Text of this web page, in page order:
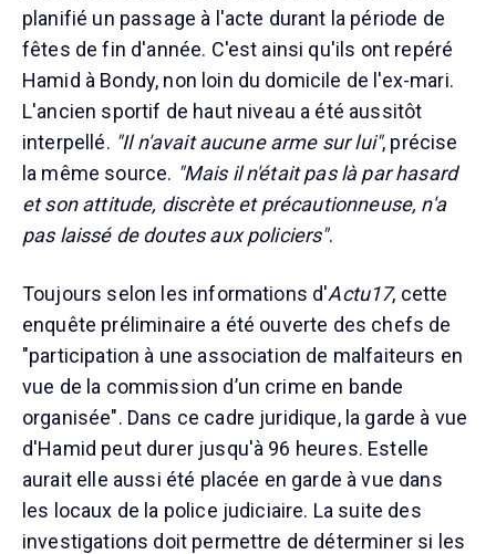
planifié un passage à l'acte durant la période de
fêtes de fin d'année. C'est ainsi qu'ils ont repéré
Hamid à Bondy, non loin du domicile de l'ex-mari.
L'ancien sportif de haut niveau a été aussitôt
interpellé. "Il n'avait aucune arme sur lui", précise
la même source. "Mais il n'était pas là par hasard
et son attitude, discrète et précautionneuse, n'a
pas laissé de doutes aux policiers".
Toujours selon les informations d'Actu17, cette
enquête préliminaire a été ouverte des chefs de
"participation à une association de malfaiteurs en
vue de la commission d’un crime en bande
organisée". Dans ce cadre juridique, la garde à vue
d'Hamid peut durer jusqu'à 96 heures. Estelle
aurait elle aussi été placée en garde à vue dans
les locaux de la police judiciaire. La suite des
investigations doit permettre de déterminer si les